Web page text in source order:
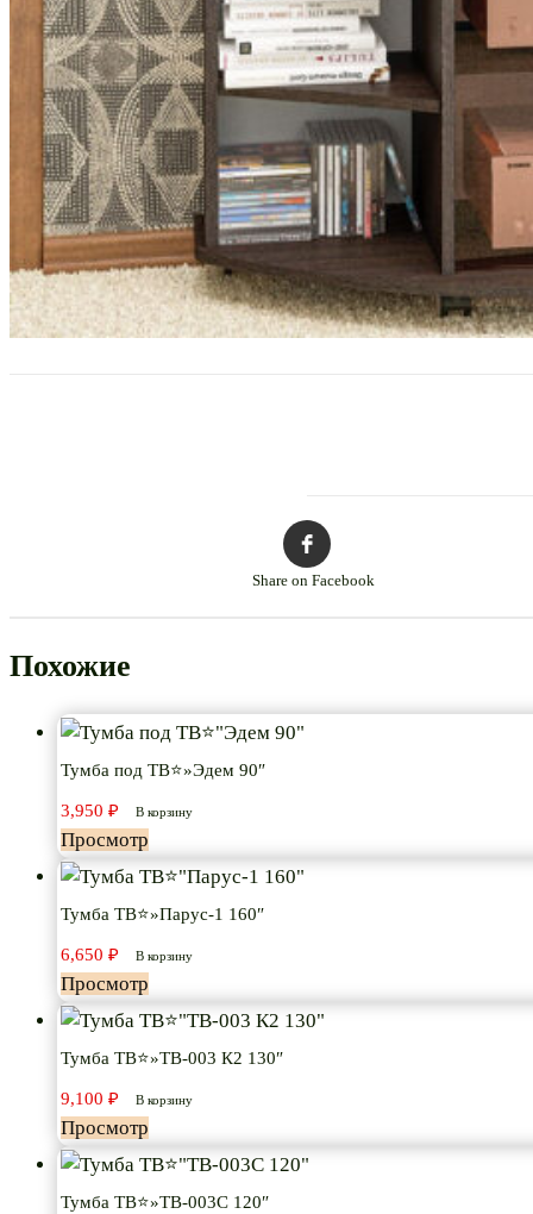
Share on Facebook
Похожие
Тумба под ТВ⭐»Эдем 90″
3,950 ₽ В корзину
Просмотр
Тумба ТВ⭐»Парус-1 160″
6,650 ₽ В корзину
Просмотр
Тумба ТВ⭐»ТВ-003 К2 130″
9,100 ₽ В корзину
Просмотр
Тумба ТВ⭐»ТВ-003С 120″